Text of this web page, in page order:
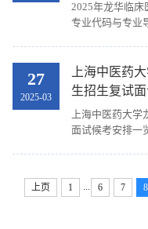
2025年龙华临床
专业代码与专业
科学5100506
科学朱丽华中医
杨剑锋中医外科
学11100508中
础戴薇薇分子生
生物学
中西医结合基
27
2025-03
上海中医药
生招生复试
上海中医药大
面试候考安排一
孟芸
上页 1 6 7 8